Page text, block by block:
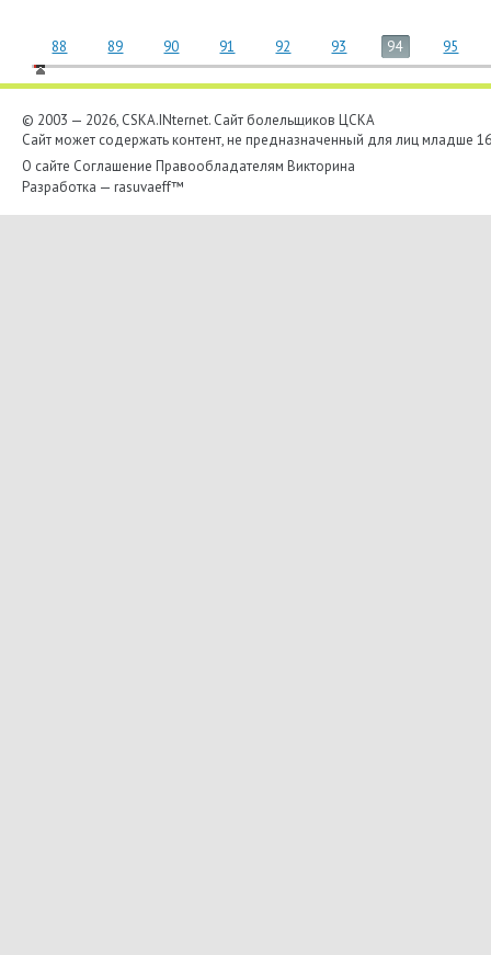
88 89 90 91 92 93 94 95
© 2003 — 2026, CSKA.INternet. Cайт болельщиков ЦСКА
Сайт может содержать контент, не предназначенный для лиц младше
О сайте Соглашение Правообладателям Викторина
Разработка — rasuvaeff™